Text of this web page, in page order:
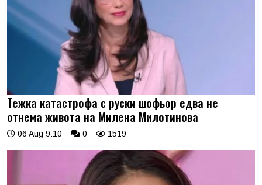
Тежка катастрофа с руски шофьор едва не
отнема живота на Милена Милотинова
06 Aug 9:10 0 1519